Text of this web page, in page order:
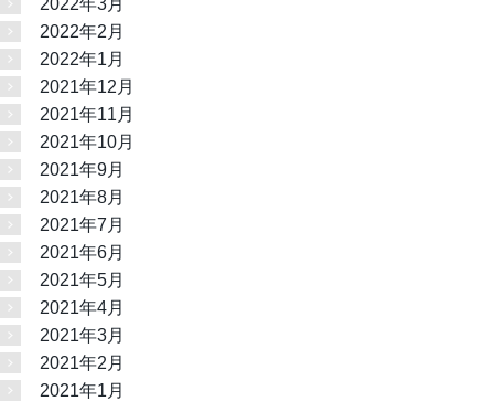
2022年2月
2022年1月
2021年12月
2021年11月
2021年10月
2021年9月
2021年8月
2021年7月
2021年6月
2021年5月
2021年4月
2021年3月
2021年2月
2021年1月